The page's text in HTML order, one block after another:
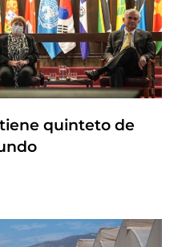
quinteto de